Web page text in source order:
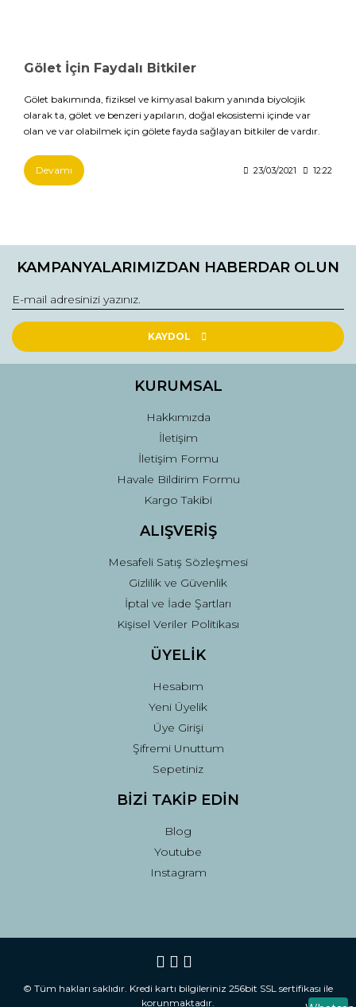
Gölet İçin Faydalı Bitkiler
Gölet bakımında, fiziksel ve kimyasal bakım yanında biyolojik
olarak ta, gölet ve benzeri yapıların, doğal ekosistemi içinde var
olan ve var olabilmek için gölete fayda sağlayan bitkiler de vardır.
Devamı 23/03/2021 12:22
KAMPANYALARIMIZDAN HABERDAR OLUN
KAYDOL
KURUMSAL
Hakkımızda
İletişim
İletişim Formu
Havale Bildirim Formu
Kargo Takibi
ALIŞVERİŞ
Mesafeli Satış Sözleşmesi
Gizlilik ve Güvenlik
İptal ve İade Şartları
Kişisel Veriler Politikası
ÜYELİK
Hesabım
Yeni Üyelik
Üye Girişi
Şifremi Unuttum
Sepetiniz
BİZİ TAKİP EDİN
Blog
Youtube
Instagram
© Tüm hakları saklıdır. Kredi kartı bilgileriniz 256bit SSL sertifikası ile
korunmaktadır.